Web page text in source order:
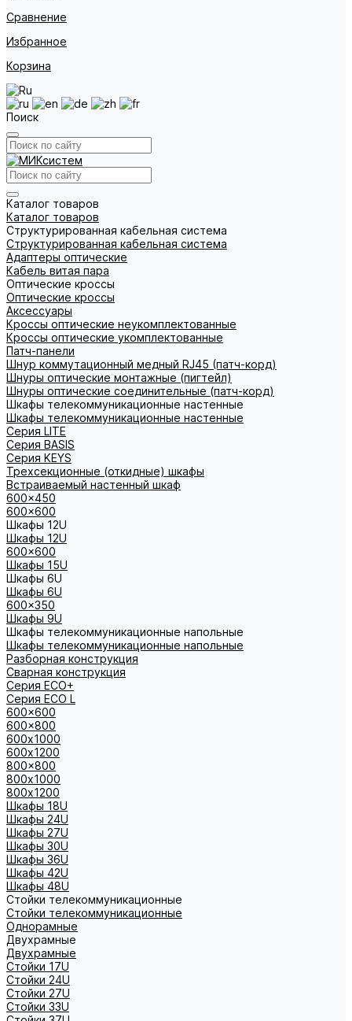
Сравнение
Избранное
Корзина
Поиск
Каталог товаров
Каталог товаров
Структурированная кабельная система
Структурированная кабельная система
Адаптеры оптические
Кабель витая пара
Оптические кроссы
Оптические кроссы
Аксессуары
Кроссы оптические неукомплектованные
Кроссы оптические укомплектованные
Патч-панели
Шнур коммутационный медный RJ45 (патч-корд)
Шнуры оптические монтажные (пигтейл)
Шнуры оптические соединительные (патч-корд)
Шкафы телекоммуникационные настенные
Шкафы телекоммуникационные настенные
Cерия LITE
Cерия BASIS
Cерия KEYS
Трехсекционные (откидные) шкафы
Встраиваемый настенный шкаф
600x450
600x600
Шкафы 12U
Шкафы 12U
600x600
Шкафы 15U
Шкафы 6U
Шкафы 6U
600x350
Шкафы 9U
Шкафы телекоммуникационные напольные
Шкафы телекоммуникационные напольные
Разборная конструкция
Сварная конструкция
Серия ECO+
Серия ECO L
600x600
600x800
600х1000
600х1200
800x800
800х1000
800х1200
Шкафы 18U
Шкафы 24U
Шкафы 27U
Шкафы 30U
Шкафы 36U
Шкафы 42U
Шкафы 48U
Стойки телекоммуникационные
Стойки телекоммуникационные
Однорамные
Двухрамные
Двухрамные
Стойки 17U
Стойки 24U
Стойки 27U
Стойки 33U